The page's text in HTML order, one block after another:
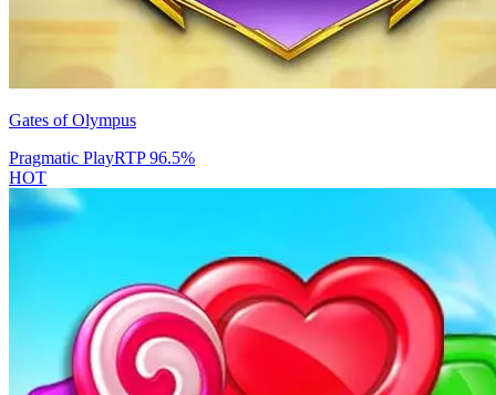
Gates of Olympus
Pragmatic PlayRTP96.5%
HOT